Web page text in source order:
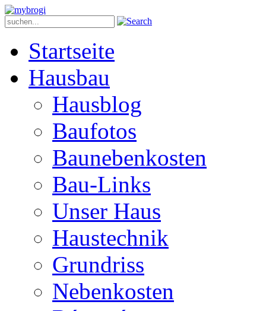
Startseite
Hausbau
Hausblog
Baufotos
Baunebenkosten
Bau-Links
Unser Haus
Haustechnik
Grundriss
Nebenkosten